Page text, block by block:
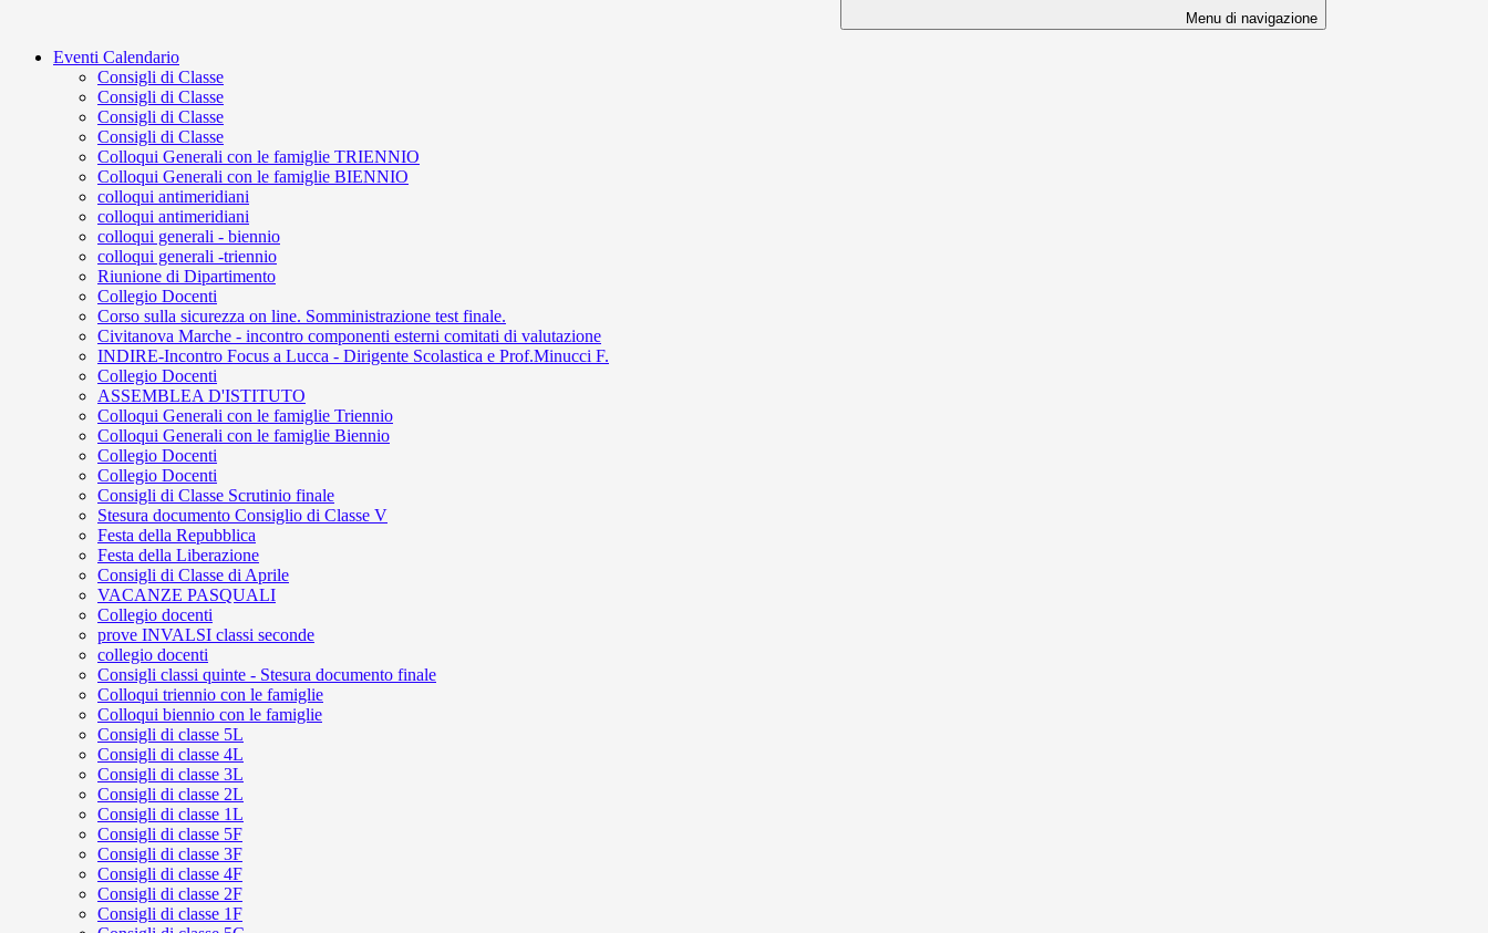
Menu di navigazione
Eventi Calendario
Consigli di Classe
Consigli di Classe
Consigli di Classe
Consigli di Classe
Colloqui Generali con le famiglie TRIENNIO
Colloqui Generali con le famiglie BIENNIO
colloqui antimeridiani
colloqui antimeridiani
colloqui generali - biennio
colloqui generali -triennio
Riunione di Dipartimento
Collegio Docenti
Corso sulla sicurezza on line. Somministrazione test finale.
Civitanova Marche - incontro componenti esterni comitati di valutazione
INDIRE-Incontro Focus a Lucca - Dirigente Scolastica e Prof.Minucci F.
Collegio Docenti
ASSEMBLEA D'ISTITUTO
Colloqui Generali con le famiglie Triennio
Colloqui Generali con le famiglie Biennio
Collegio Docenti
Collegio Docenti
Consigli di Classe Scrutinio finale
Stesura documento Consiglio di Classe V
Festa della Repubblica
Festa della Liberazione
Consigli di Classe di Aprile
VACANZE PASQUALI
Collegio docenti
prove INVALSI classi seconde
collegio docenti
Consigli classi quinte - Stesura documento finale
Colloqui triennio con le famiglie
Colloqui biennio con le famiglie
Consigli di classe 5L
Consigli di classe 4L
Consigli di classe 3L
Consigli di classe 2L
Consigli di classe 1L
Consigli di classe 5F
Consigli di classe 3F
Consigli di classe 4F
Consigli di classe 2F
Consigli di classe 1F